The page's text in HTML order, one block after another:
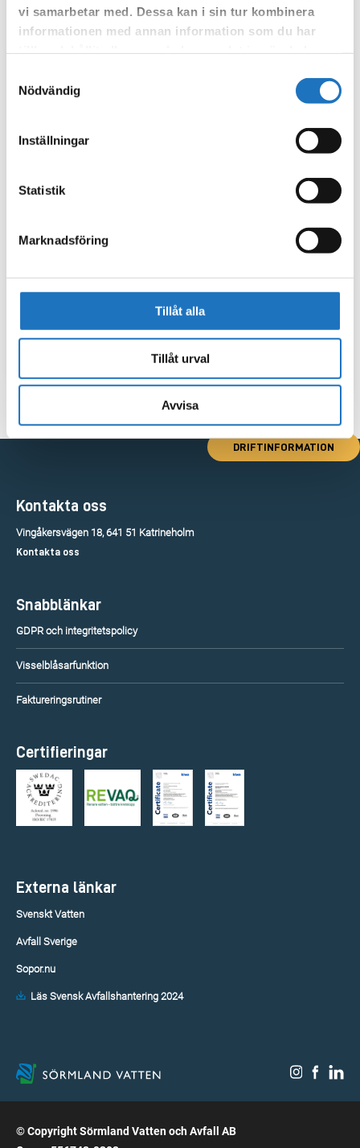
vi samarbetar med. Dessa kan i sin tur kombinera
informationen med annan information som du har
Nödvändig
Inställningar
Statistik
Marknadsföring
Tillåt alla
Tillåt urval
Avvisa
DRIFTINFORMATION
Kontakta oss
Vingåkersvägen 18, 641 51 Katrineholm
Kontakta oss
Snabblänkar
GDPR och integritetspolicy
Visselblåsarfunktion
Faktureringsrutiner
Certifieringar
Externa länkar
Svenskt Vatten
Avfall Sverige
Sopor.nu
Läs Svensk Avfallshantering 2024
© Copyright Sörmland Vatten och Avfall AB